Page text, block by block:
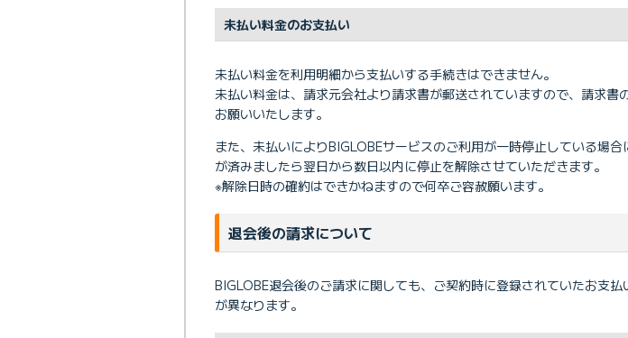
未払い料金のお支払い
未払い料金を利用明細から支払いする手続きはできません。
未払い料金は、請求元会社より請求書が郵送されていますので、請求書
お願いいたします。
また、未払いによりBIGLOBEサービスのご利用が一時停止している場
が済みましたら翌日から数日以内に停止を解除させていただきます。
※解除日時の確約はできかねますので何卒ご容赦願います。
退会後の請求について
BIGLOBE退会後のご請求に関しても、ご契約時に登録されていたお支
が異なります。